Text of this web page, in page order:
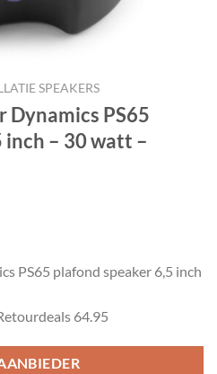
SPEAKERS
Dynamics PS65
inch – 30 watt –
PS65 plafond speaker 6,5 inch
64.95